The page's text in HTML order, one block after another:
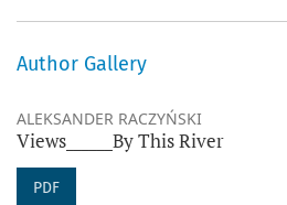
Author Gallery
ALEKSANDER RACZYŃSKI
Views______By This River
PDF